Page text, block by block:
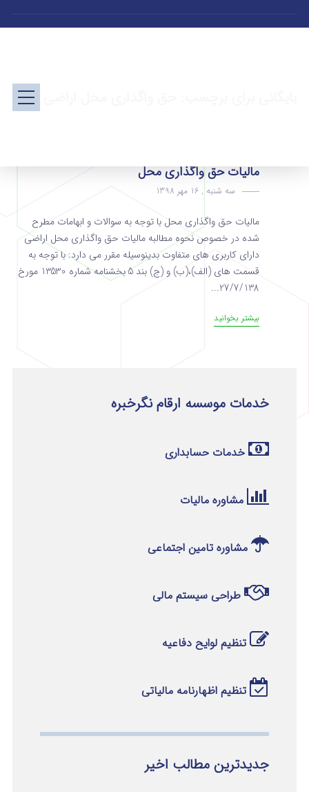
مالیات حق واگذاری محل
سه شنبه , 16 مهر 1398
مالیات حق واگذاری محل با توجه به سوالات و ابهامات مطرح
شده در خصوص نحوه مطالبه مالیات حق واگذاری محل اراضی
دارای کاربری های متفاوت بدینوسیله مقرر می دارد: با توجه به
قسمت های (الف)،(ب) و (ج) بند 5 بخشنامه شماره 13530 مورخ
27/7/138...
بیشتر بخوانید
خدمات موسسه ارقام نگرخبره
خدمات حسابداری
مشاوره مالیات
مشاوره تامین اجتماعی
طراحی سیستم مالی
تنظیم لوایح دفاعیه
تنظیم اظهارنامه مالیاتی
جدیدترین مطالب اخیر